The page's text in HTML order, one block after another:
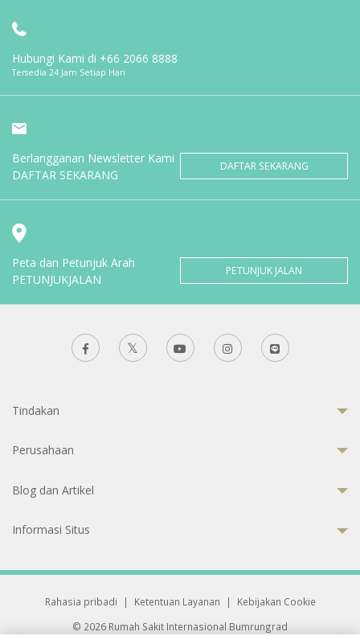
Hubungi Kami di +66 2066 8888
Tersedia 24 Jam Setiap Hari
Berlangganan Newsletter Kami
DAFTAR SEKARANG
DAFTAR SEKARANG
Peta dan Petunjuk Arah
PETUNJUKJALAN
PETUNJUK JALAN
Tindakan
Perusahaan
Blog dan Artikel
Informasi Situs
Rahasia pribadi | Ketentuan Layanan |
Kebijakan Cookie
© 2026 Rumah Sakit Internasional Bumrungrad